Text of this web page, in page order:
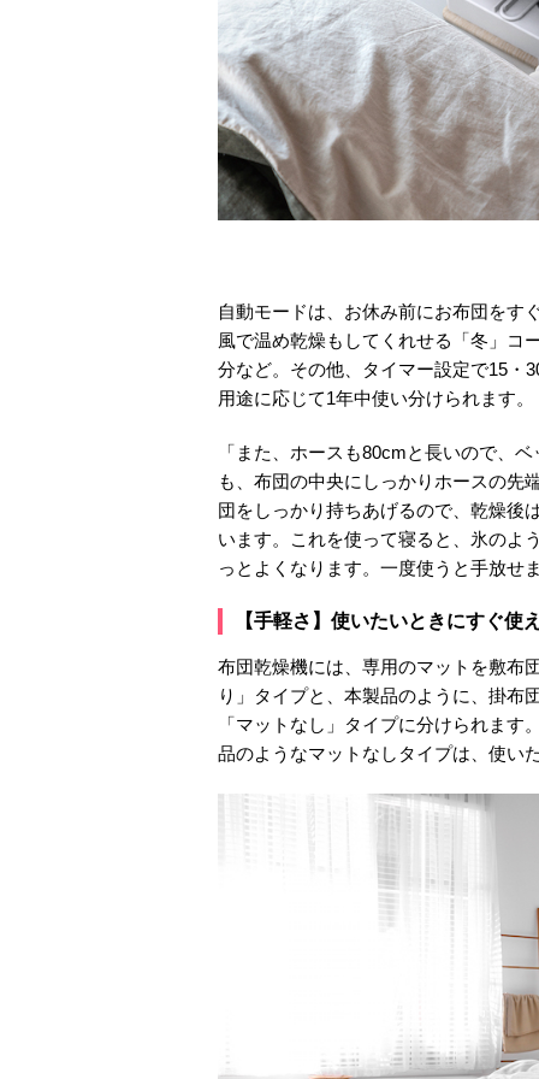
自動モードは、お休み前にお布団をす
風で温め乾燥もしてくれせる「冬」コ
分など。その他、タイマー設定で15・
用途に応じて1年中使い分けられます。
「また、ホースも80cmと長いので、
も、布団の中央にしっかりホースの先
団をしっかり持ちあげるので、乾燥後
います。これを使って寝ると、氷のよ
っとよくなります。一度使うと手放せ
【手軽さ】使いたいときにすぐ
布団乾燥機には、専用のマットを敷布
り」タイプと、本製品のように、掛布
「マットなし」タイプに分けられま
品のようなマットなしタイプは、使い